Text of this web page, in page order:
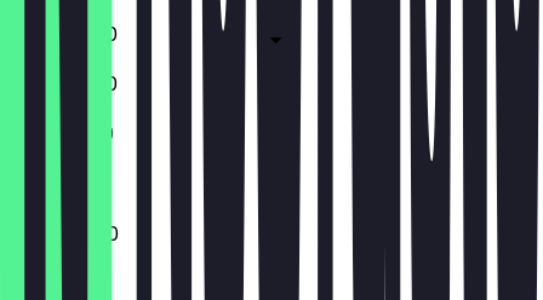
11:30 - 22:30
11:30 - 22:30
11:30 - 21:00
11:30 - 22:00